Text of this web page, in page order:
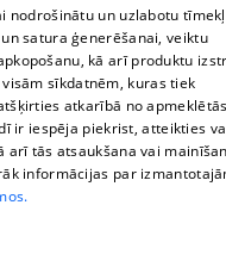
nodrošinātu un uzlabotu
satura ģenerēšanai, veiktu
kā arī produktu
sīkdatnēm, kuras tiek
atkarībā no
ir iespēja piekrist, atteikties
arī tās atsaukšana vai
informācijas par